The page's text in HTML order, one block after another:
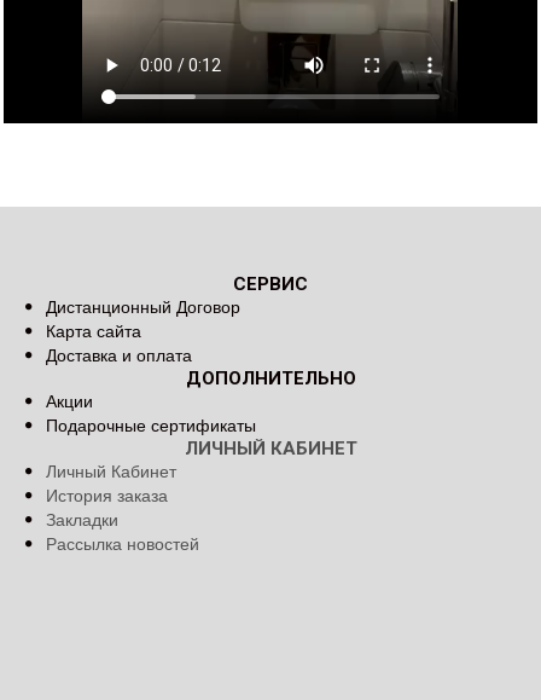
СЕРВИС
Дистанционный Договор
Карта сайта
Доставка и оплата
ДОПОЛНИТЕЛЬНО
Акции
Подарочные сертификаты
ЛИЧНЫЙ КАБИНЕТ
Личный Кабинет
История заказа
Закладки
Рассылка новостей